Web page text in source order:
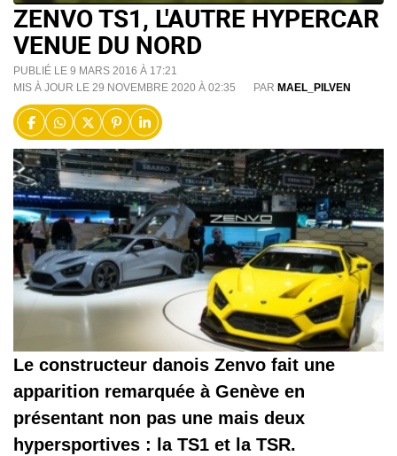
ZENVO TS1, L'AUTRE HYPERCAR
VENUE DU NORD
PUBLIÉ LE 9 MARS 2016 À 17:21
MIS À JOUR LE 29 NOVEMBRE 2020 À 02:35
PAR MAEL_PILVEN
Le constructeur danois Zenvo fait une
apparition remarquée à Genève en
présentant non pas une mais deux
hypersportives : la TS1 et la TSR.